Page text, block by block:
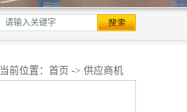
当前位置： 首页 -> 供应商机